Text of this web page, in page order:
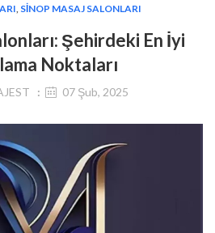
, SINOP MASAJ SALONLARI
Şehirdeki En İyi
Noktaları
07 Şub, 2025